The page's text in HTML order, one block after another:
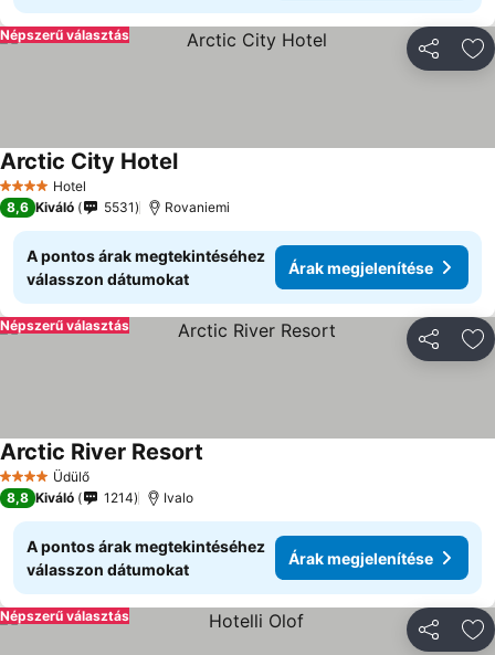
Népszerű választás
4 KategóriaHotel
Arctic City HotelÁrak megjelenítése
8,6 Kiváló 5531 Rovaniemi
A pontos árak megtekintéséhez
válasszon dátumokat
Árak megjelenítése
Népszerű választás
4 KategóriaÜdülő
Arctic River Resort
8,8 Kiváló 1214 Ivalo
A pontos árak megtekintéséhez
válasszon dátumokat
Árak megjelenítése
Népszerű választás